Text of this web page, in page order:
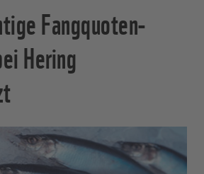
Fangquoten-
Hering